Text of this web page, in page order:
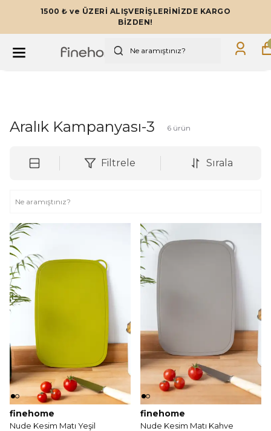
1500 ₺ ve ÜZERİ ALIŞVERİŞLERİNİZDE KARGO
BİZDEN!
Aralık Kampanyası-3 6 ürün
Filtrele Sırala
finehome
Nude Kesim Matı Yeşil
finehome
Nude Kesim Matı Kahve